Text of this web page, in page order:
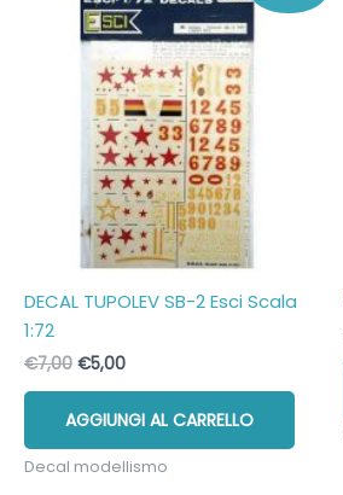
DECAL TUPOLEV SB-2 Esci Scala
1:72
€7,00 Il
era:
€7,00.
€5,00Il
è:
€5,00.
AGGIUNGI AL CARRELLO
Decal modellismo